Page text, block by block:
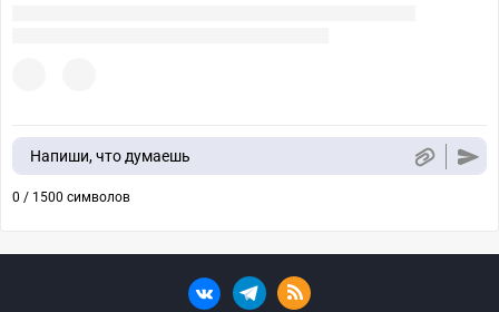
Напиши, что думаешь
0 / 1500 символов